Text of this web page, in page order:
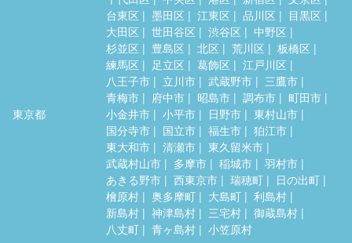
東京都
台東区
墨田区 江東区 品川区
目黒区
大田区
世田谷区 渋谷区
中野区
杉並区
豊島区 北区 荒川区
板橋区
練馬区
足立区 葛飾区
江戸川区
八王子市
立川市 武蔵野市
三鷹市
青梅市
府中市 昭島市 調布市
町田市
小金井市
小平市 日野市
東村山市
国分寺市
国立市 福生市
狛江市
東大和市
清瀬市
東久留米市
武蔵村山市
多摩市 稲城市
羽村市
あきる野市
西東京市 瑞穂町
日の出町
檜原村
奥多摩町 大島町
利島村
新島村
神津島村 三宅村
御蔵島村
八丈町
青ヶ島村 小笠原村